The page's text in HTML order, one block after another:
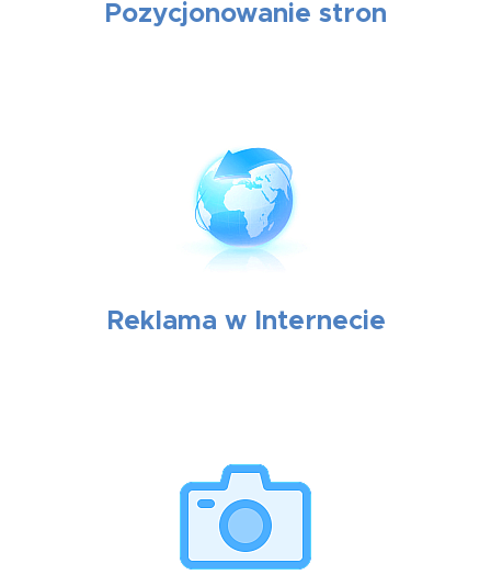
Pozycjonowanie stron
Reklama w Internecie